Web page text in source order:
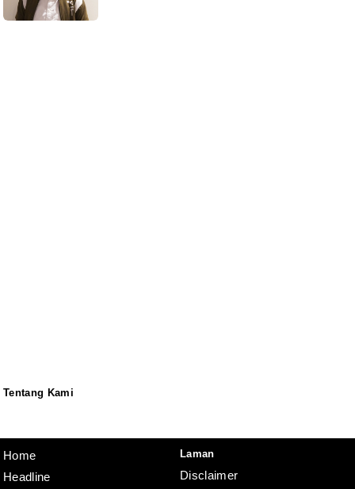
Tentang Kami
Home
Headline
Laman
Disclaimer